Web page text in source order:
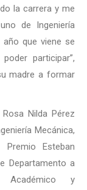
la carrera y me
de Ingeniería
año que viene se
participar”,
madre a formar
Nilda Pérez
Mecánica,
Esteban
Departamento a
y